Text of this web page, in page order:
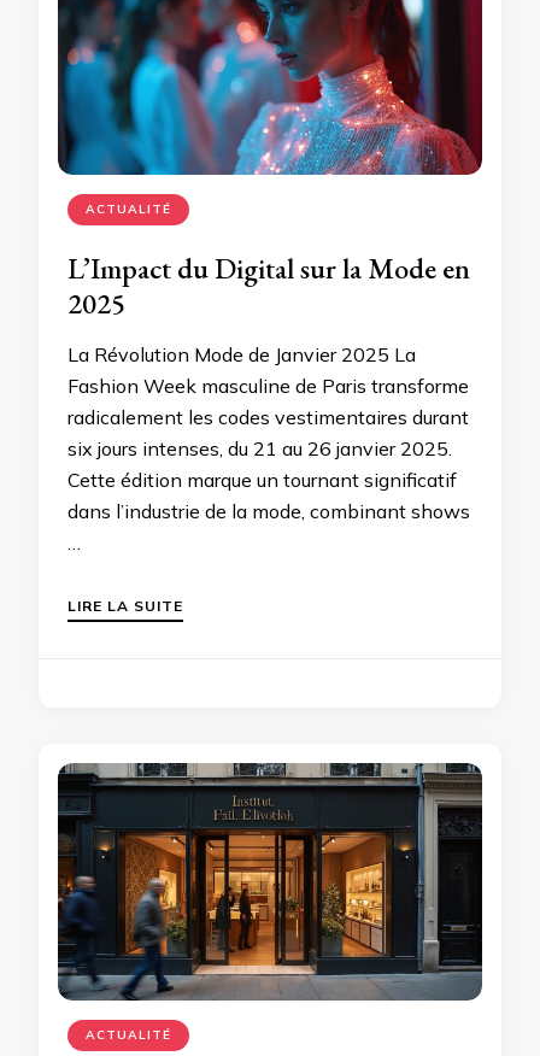
ACTUALITÉ
L’Impact du Digital sur la Mode en
2025
La Révolution Mode de Janvier 2025 La
Fashion Week masculine de Paris transforme
radicalement les codes vestimentaires durant
six jours intenses, du 21 au 26 janvier 2025.
Cette édition marque un tournant significatif
dans l’industrie de la mode, combinant shows
…
LIRE LA SUITE
ACTUALITÉ